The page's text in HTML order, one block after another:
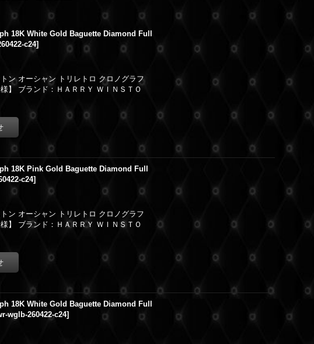
18K White Gold Baguette Diamond Full
c24]
ン オーシャン トリレトロ クロノグラフ
】 ブランド：ＨＡＲＲＹ ＷＩＮＳＴＯ
18K Pink Gold Baguette Diamond Full
c24]
ン オーシャン トリレトロ クロノグラフ
】 ブランド：ＨＡＲＲＹ ＷＩＮＳＴＯ
18K White Gold Baguette Diamond Full
wglb-260422-c24]